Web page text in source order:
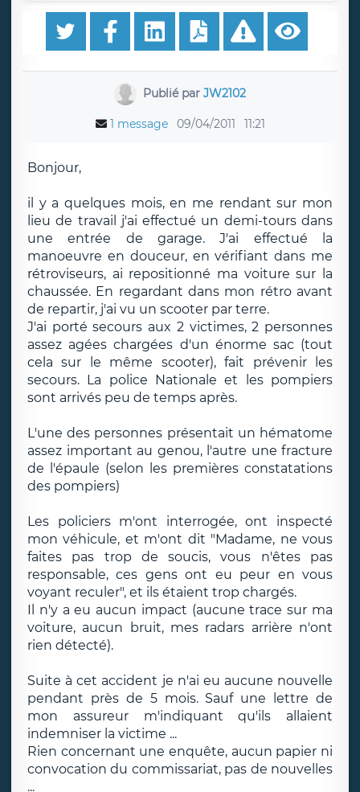
Publié par JW2102
1 message 09/04/2011 11:21
Bonjour,
il y a quelques mois, en me rendant sur mon
lieu de travail j'ai effectué un demi-tours dans
une entrée de garage. J'ai effectué la
manoeuvre en douceur, en vérifiant dans me
rétroviseurs, ai repositionné ma voiture sur la
chaussée. En regardant dans mon rétro avant
de repartir, j'ai vu un scooter par terre.
J'ai porté secours aux 2 victimes, 2 personnes
assez agées chargées d'un énorme sac (tout
cela sur le même scooter), fait prévenir les
secours. La police Nationale et les pompiers
sont arrivés peu de temps après.
L'une des personnes présentait un hématome
assez important au genou, l'autre une fracture
de l'épaule (selon les premières constatations
des pompiers)
Les policiers m'ont interrogée, ont inspecté
mon véhicule, et m'ont dit "Madame, ne vous
faites pas trop de soucis, vous n'êtes pas
responsable, ces gens ont eu peur en vous
voyant reculer", et ils étaient trop chargés.
Il n'y a eu aucun impact (aucune trace sur ma
voiture, aucun bruit, mes radars arrière n'ont
rien détecté).
Suite à cet accident je n'ai eu aucune nouvelle
pendant près de 5 mois. Sauf une lettre de
mon assureur m'indiquant qu'ils allaient
indemniser la victime ...
Rien concernant une enquête, aucun papier ni
convocation du commissariat, pas de nouvelles
...